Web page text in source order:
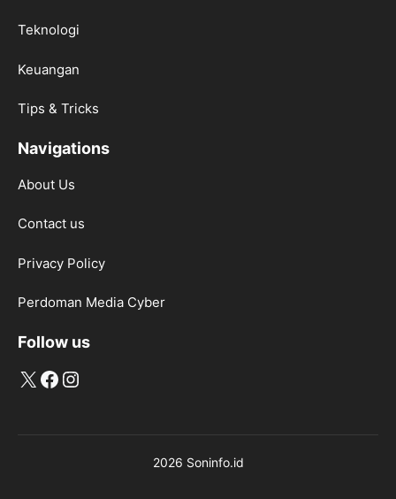
Teknologi
Keuangan
Tips & Tricks
Navigations
About Us
Contact us
Privacy Policy
Perdoman Media Cyber
Follow us
X Facebook
Instagram
2026 Soninfo.id